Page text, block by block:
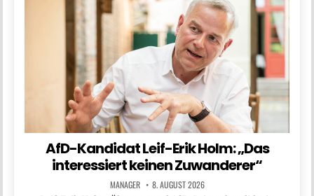
AfD-Kandidat Leif-Erik Holm: „Das
interessiert keinen Zuwanderer“
MANAGER 8. AUGUST 2026